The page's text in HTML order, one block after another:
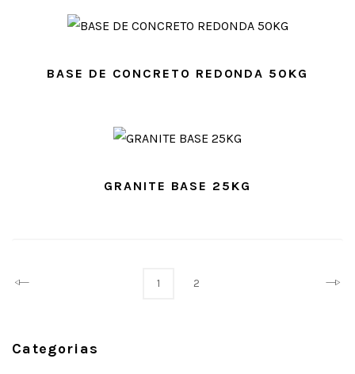
BASE DE CONCRETO REDONDA 50KG
GRANITE BASE 25KG
Prev 1 2 Next
Categorias